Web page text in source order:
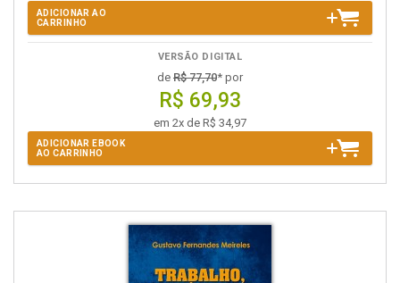
ADICIONAR AO
CARRINHO
VERSÃO DIGITAL
de R$ 77,70* por
R$ 69,93
em 2x de R$ 34,97
ADICIONAR EBOOK
AO CARRINHO